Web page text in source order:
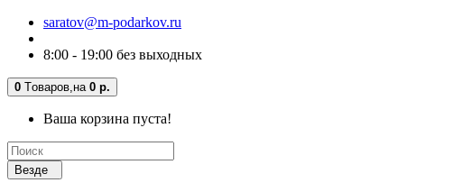
saratov@m-podarkov.ru
8:00 - 19:00 без выходных
0 Tоваров, на 0 р.
Ваша корзина пуста!
Везде